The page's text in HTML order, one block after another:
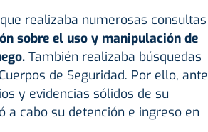
realizaba numerosas consultas
sobre el uso y manipulación de
También realizaba búsquedas
de Seguridad. Por ello, ante
y evidencias sólidos de su
cabo su detención e ingreso en